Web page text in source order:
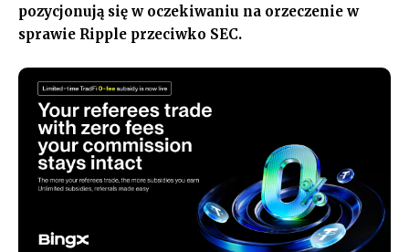
pozycjonują się w oczekiwaniu na orzeczenie w
sprawie Ripple przeciwko SEC.